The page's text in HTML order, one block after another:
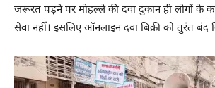
जरूरत पड़ने पर मोहल्ले की दवा दुकान ही लोगों के
सेवा नहीं। इसलिए ऑनलाइन दवा बिक्री को तुरंत बंद